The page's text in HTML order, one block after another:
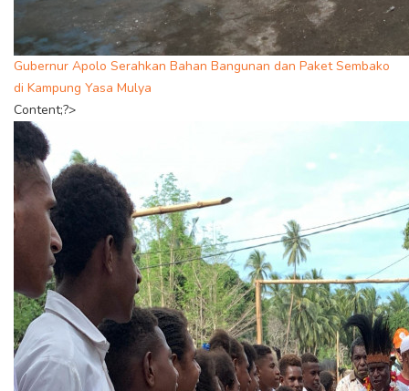
Gubernur Apolo Serahkan Bahan Bangunan dan Paket Sembako
di Kampung Yasa Mulya
Content;?>